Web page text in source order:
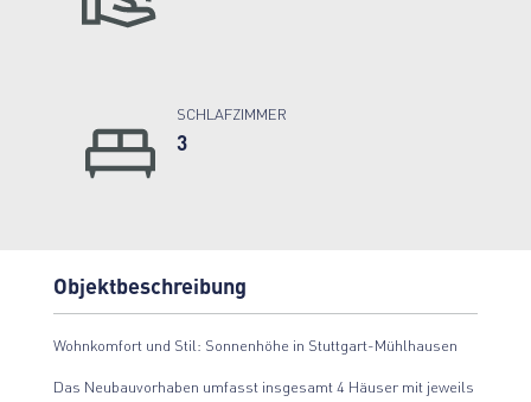
SCHLAFZIMMER
3
Objektbeschreibung
Wohnkomfort und Stil: Sonnenhöhe in Stuttgart-Mühlhausen
Das Neubauvorhaben umfasst insgesamt 4 Häuser mit jeweils